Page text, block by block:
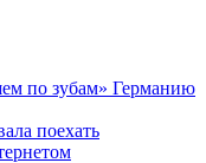
по зубам» Германию
поехать